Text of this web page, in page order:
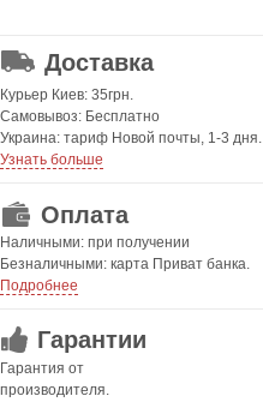
Доставка
Курьер Киев: 35грн.
Самовывоз: Бесплатно
Украина: тариф Новой почты, 1-3 дня.
Узнать больше
Оплата
Наличными: при получении
Безналичными: карта Приват банка.
Подробнее
Гарантии
Гарантия от
производителя.